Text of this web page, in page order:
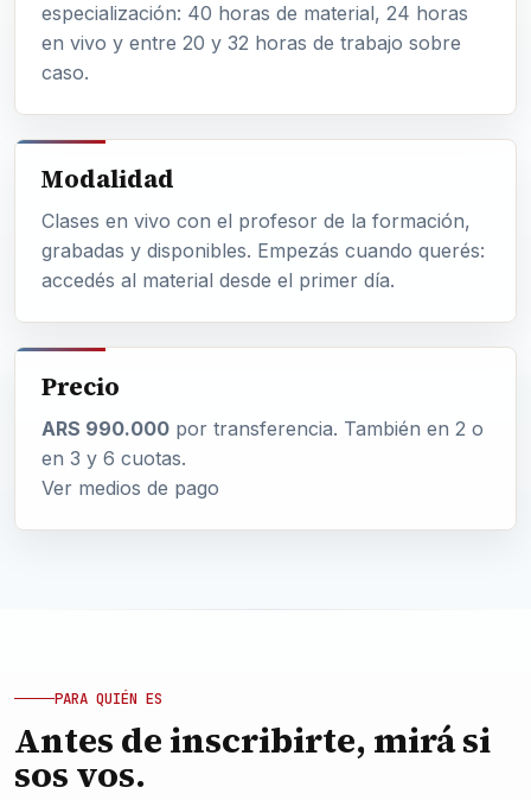
especialización: 40 horas de material, 24 horas
en vivo y entre 20 y 32 horas de trabajo sobre
caso.
Modalidad
Clases en vivo con el profesor de la formación,
grabadas y disponibles. Empezás cuando querés:
accedés al material desde el primer día.
Precio
ARS 990.000 por transferencia. También en 2 o
en 3 y 6 cuotas.
Ver medios de pago
PARA QUIÉN ES
Antes de inscribirte, mirá si
sos vos.